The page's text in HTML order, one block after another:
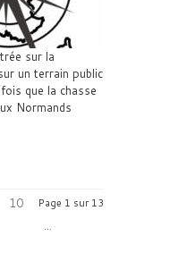
sur la
un terrain public
que la chasse
Normands
Page 1 sur 13
10
...